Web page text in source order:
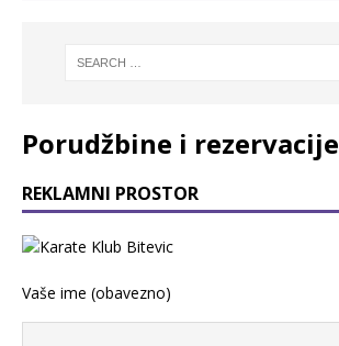
Porudžbine i rezervacije
REKLAMNI PROSTOR
Vaše ime (obavezno)